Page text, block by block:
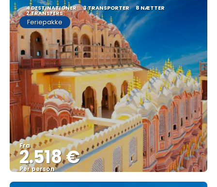
4 DESTINATIONER 3 TRANSPORTER 8 NÆTTER
2 TRANSFERS
Feriepakke
Fra
2.518 €
Per person
Se